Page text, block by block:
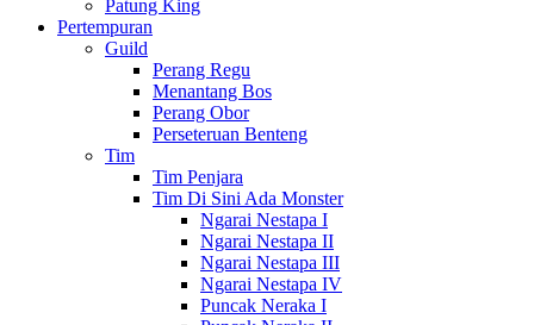
Patung King
Pertempuran
Guild
Perang Regu
Menantang Bos
Perang Obor
Perseteruan Benteng
Tim
Tim Penjara
Tim Di Sini Ada Monster
Ngarai Nestapa I
Ngarai Nestapa II
Ngarai Nestapa III
Ngarai Nestapa IV
Puncak Neraka I